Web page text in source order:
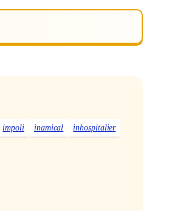
impoli inamical
inhospitalier